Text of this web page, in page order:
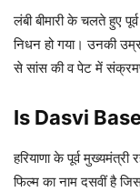
लंबी बीमारी के चलते हुए
निधन हो गया। उनकी
से सांस की व पेट में संक्रमण
Is Dasvi
हरियाणा के पूर्व
फिल्म का नाम दसवीं है